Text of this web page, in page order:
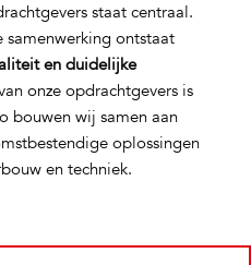
staat centraal.
ontstaat
en duidelijke
onze opdrachtgevers is
bouwen wij samen aan
oplossingen
en techniek.